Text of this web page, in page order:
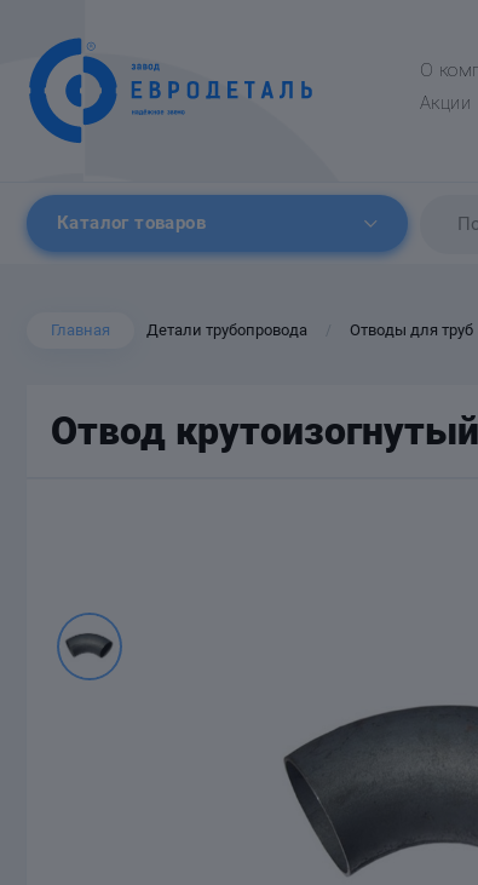
О
Акции
Каталог товаров
Главная Детали трубопровода Отводы для труб
Отвод